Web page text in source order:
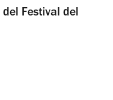
Festival del